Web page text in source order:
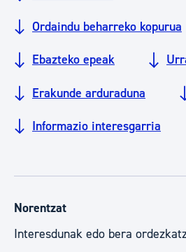
Ordaindu beharreko kopurua
Ebazteko epeak
Erakunde arduraduna
Informazio interesgarria
Norentzat
Interesdunak edo bera